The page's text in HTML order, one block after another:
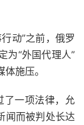
动”之前，俄罗
为“外国代理人”
施压。
了一项法律，允
闻而被判处长达